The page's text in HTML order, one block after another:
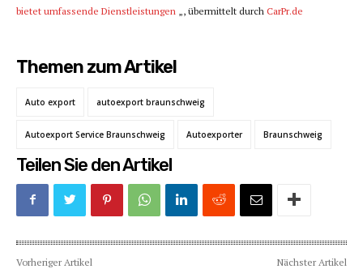
bietet umfassende Dienstleistungen „, übermittelt durch CarPr.de
Themen zum Artikel
Auto export autoexport braunschweig
Autoexport Service Braunschweig Autoexporter Braunschweig
Teilen Sie den Artikel
Vorheriger Artikel Nächster Artikel